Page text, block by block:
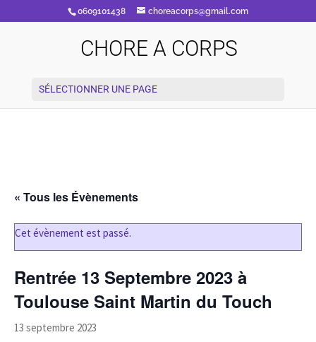
0609101438 choreacorps@gmail.com
CHORE A CORPS
SÉLECTIONNER UNE PAGE
« Tous les Évènements
Cet évènement est passé.
Rentrée 13 Septembre 2023 à
Toulouse Saint Martin du Touch
13 septembre 2023